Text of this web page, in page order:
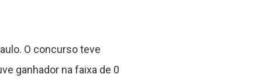
O concurso teve
ganhador na faixa de 0